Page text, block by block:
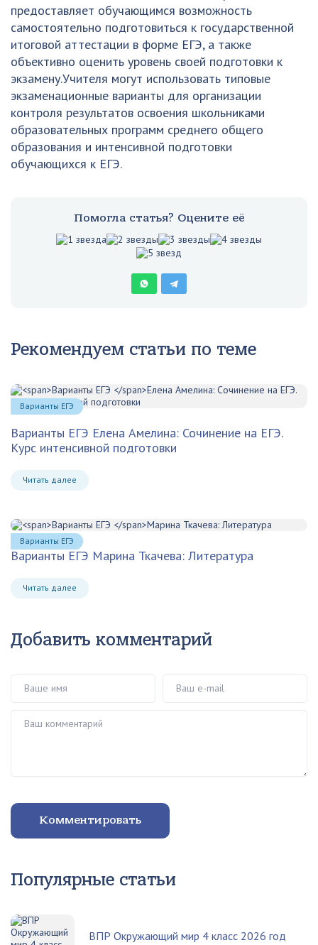
предоставляет обучающимся возможность
самостоятельно подготовиться к государственной
итоговой аттестации в форме ЕГЭ, а также
объективно оценить уровень своей подготовки к
экзамену.Учителя могут использовать типовые
экзаменационные варианты для организации
контроля результатов освоения школьниками
образовательных программ среднего общего
образования и интенсивной подготовки
обучающихся к ЕГЭ.
Помогла статья? Оцените её
Рекомендуем статьи по теме
Варианты ЕГЭ Елена Амелина: Сочинение на ЕГЭ.
Курс интенсивной подготовки
Читать далее
Варианты ЕГЭ
Варианты ЕГЭ Марина Ткачева: Литература
Читать далее
Варианты ЕГЭ
Добавить комментарий
Комментировать
Популярные статьи
ВПР Окружающий мир 4 класс 2026 год